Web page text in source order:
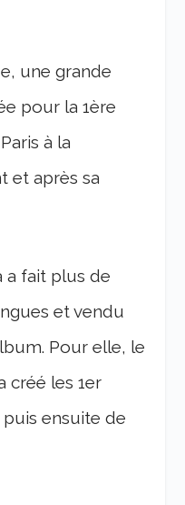
une grande
pour la 1ère
à la
et après sa
a fait plus de
et vendu
Pour elle, le
créé les 1er
puis ensuite de